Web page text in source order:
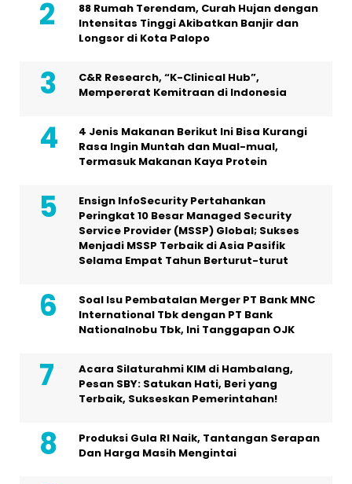
88 Rumah Terendam, Curah Hujan dengan
Intensitas Tinggi Akibatkan Banjir dan
Longsor di Kota Palopo
C&R Research, “K-Clinical Hub”,
Mempererat Kemitraan di Indonesia
4 Jenis Makanan Berikut Ini Bisa Kurangi
Rasa Ingin Muntah dan Mual-mual,
Termasuk Makanan Kaya Protein
Ensign InfoSecurity Pertahankan
Peringkat 10 Besar Managed Security
Service Provider (MSSP) Global; Sukses
Menjadi MSSP Terbaik di Asia Pasifik
Selama Empat Tahun Berturut-turut
Soal Isu Pembatalan Merger PT Bank MNC
International Tbk dengan PT Bank
Nationalnobu Tbk, Ini Tanggapan OJK
Acara Silaturahmi KIM di Hambalang,
Pesan SBY: Satukan Hati, Beri yang
Terbaik, Sukseskan Pemerintahan!
Produksi Gula RI Naik, Tantangan Serapan
Dan Harga Masih Mengintai